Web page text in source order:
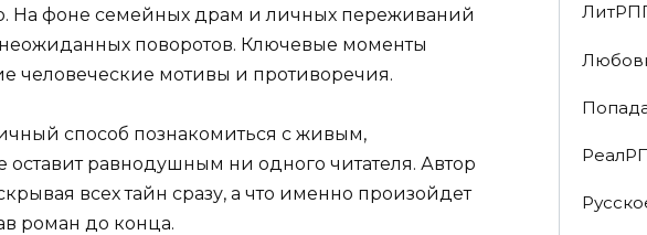
На фоне семейных драм и личных переживаний
неожиданных поворотов. Ключевые моменты
человеческие мотивы и противоречия.
способ познакомиться с живым,
равнодушным ни одного читателя. Автор
всех тайн сразу, а что именно произойдет
роман до конца.